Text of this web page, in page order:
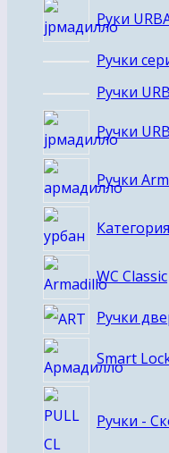
Руки
Ручки
Ручки
Ручки
Ручки
WC Classic
Ручки
Smart
Ручки -